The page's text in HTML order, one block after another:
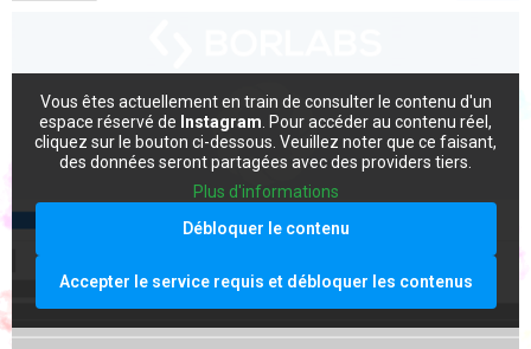
Vous êtes actuellement en train de consulter le contenu d'un
espace réservé de Instagram . Pour accéder au contenu réel,
cliquez sur le bouton ci-dessous. Veuillez noter que ce faisant,
des données seront partagées avec des providers tiers.
Plus d'informations
Débloquer le contenu
Accepter le service requis et débloquer les contenus